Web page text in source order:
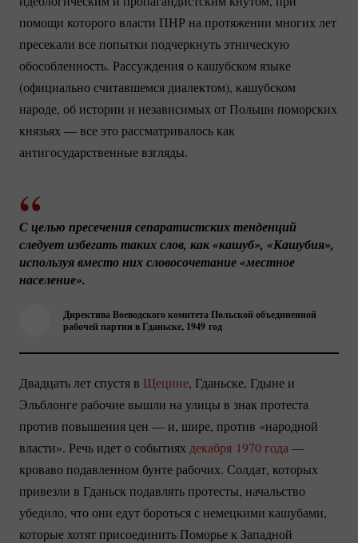
помощи которого власти ПНР на протяжении многих лет
пресекали все попытки подчеркнуть этническую
обособленность. Рассуждения о кашубском языке
(официально считавшемся диалектом), кашубском
народе, об истории и независимых от Польши поморских
князьях — все это рассматривалось как
антигосударственные взгляды.
Директива Воеводского комитета Польской объединенной
рабочей партии в Гданьске, 1949 год
С целью пресечения сепаратистских тенденций
следует избегать таких слов, как «кашуб», «Кашубия»,
используя вместо них словосочетание «местное
население».
Двадцать лет спустя в Щецине, Гданьске, Гдыне и
Эльблонге рабочие вышли на улицы в знак протеста
против повышения цен — и, шире, против «народной
власти». Речь идет о событиях декабря 1970 года —
кроваво подавленном бунте рабочих. Солдат, которых
привезли в Гданьск подавлять протесты, начальство
убедило, что они едут бороться с немецкими кашубами,
которые хотят присоединить Поморье к Западной